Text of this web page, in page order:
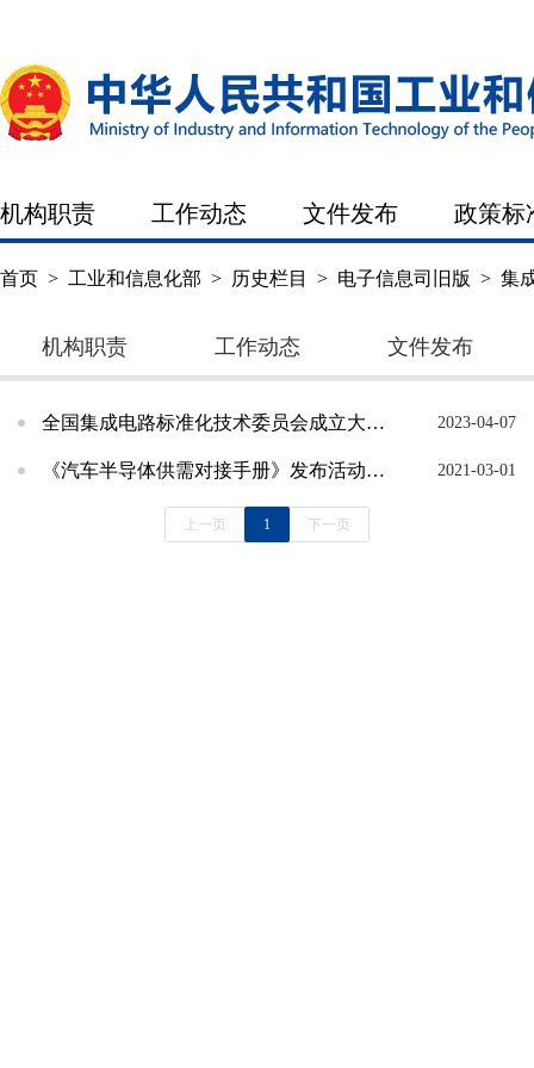
机构职责 工作动态 文件发布 政策标
首页 > 工业和信息化部 > 历史栏目 > 电子信息司旧版 > 集
机构职责 工作动态 文件发布
全国集成电路标准化技术委员会成立大会暨一届一次全体委员会议在京召开 2023-04-07
《汽车半导体供需对接手册》发布活动在京举办 2021-03-01
上一页 1 下一页